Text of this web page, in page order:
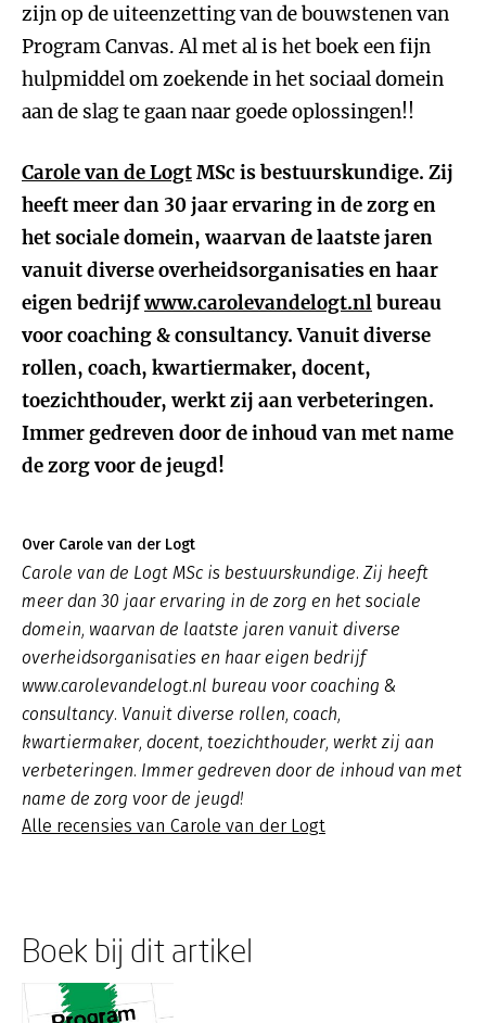
zijn op de uiteenzetting van de bouwstenen van
Program Canvas. Al met al is het boek een fijn
hulpmiddel om zoekende in het sociaal domein
aan de slag te gaan naar goede oplossingen!!
Carole van de LogtMSc is bestuurskundige. Zij
heeft meer dan 30 jaar ervaring in de zorg en
het sociale domein, waarvan de laatste jaren
vanuit diverse overheidsorganisaties en haar
eigen bedrijfwww.carolevandelogt.nlbureau
voor coaching & consultancy. Vanuit diverse
rollen, coach, kwartiermaker, docent,
toezichthouder, werkt zij aan verbeteringen.
Immer gedreven door de inhoud van met name
de zorg voor de jeugd!
Over Carole van der Logt
Carole van de Logt MSc is bestuurskundige. Zij heeft
meer dan 30 jaar ervaring in de zorg en het sociale
domein, waarvan de laatste jaren vanuit diverse
overheidsorganisaties en haar eigen bedrijf
www.carolevandelogt.nl bureau voor coaching &
consultancy. Vanuit diverse rollen, coach,
kwartiermaker, docent, toezichthouder, werkt zij aan
verbeteringen. Immer gedreven door de inhoud van met
name de zorg voor de jeugd!
Alle recensies van Carole van der Logt
Boek bij dit artikel